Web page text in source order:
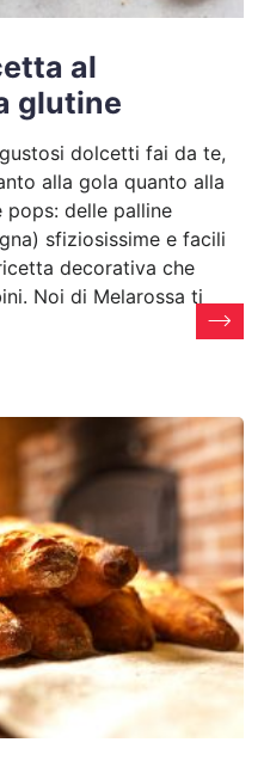
al
glutine
dolcetti fai da te,
alla gola quanto alla
pops: delle palline
sfiziosissime e facili
decorativa che
Noi di Melarossa ti